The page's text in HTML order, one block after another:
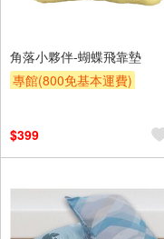
角落小夥伴-蝴蝶飛靠墊
專館(800免基本運費)
$399